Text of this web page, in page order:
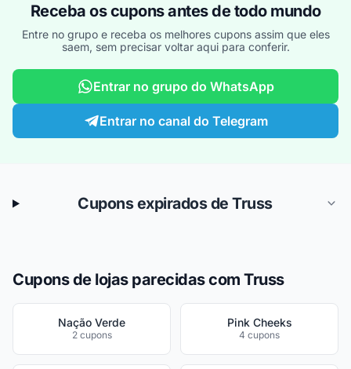
Receba os cupons antes de todo mundo
Entre no grupo e receba os melhores cupons assim que eles
saem, sem precisar voltar aqui para conferir.
Entrar no grupo do WhatsApp
Entrar no canal do Telegram
Cupons expirados de Truss
Cupons de lojas parecidas com Truss
Nação Verde
2 cupons
Pink Cheeks
4 cupons